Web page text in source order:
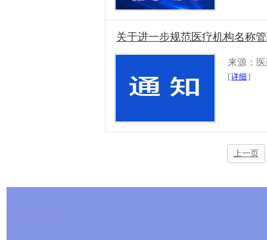
关于进一步规范医疗机构名称
来源：
[详细 ]
上一页